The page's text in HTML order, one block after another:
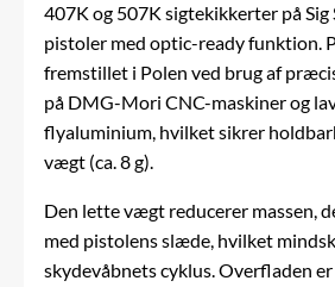
407K og 507K sigtekikkerter på Sig
pistoler med optic-ready funktion.
fremstillet i Polen ved brug af
på DMG-Mori CNC-maskiner og
flyaluminium, hvilket sikrer
vægt (ca. 8 g).
Den lette vægt reducerer massen,
med pistolens slæde, hvilket
skydevåbnets cyklus. Overfladen